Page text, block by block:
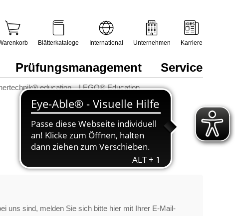
education LEGO® Education
Prüfungsmanagement Service
Blätterkataloge International Unternehmen Karriere
uns sind, melden Sie sich bitte hier mit Ihrer E-Mail-